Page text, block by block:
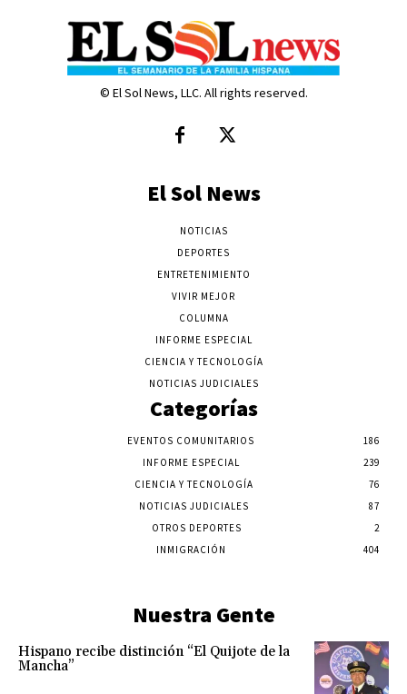
© El Sol News, LLC. All rights reserved.
El Sol News
NOTICIAS
DEPORTES
ENTRETENIMIENTO
VIVIR MEJOR
COLUMNA
INFORME ESPECIAL
CIENCIA Y TECNOLOGÍA
NOTICIAS JUDICIALES
Categorías
EVENTOS COMUNITARIOS
186
INFORME ESPECIAL
239
CIENCIA Y TECNOLOGÍA
76
NOTICIAS JUDICIALES
87
OTROS DEPORTES
2
INMIGRACIÓN
404
Nuestra Gente
Hispano recibe distinción “El Quijote de la
Mancha”